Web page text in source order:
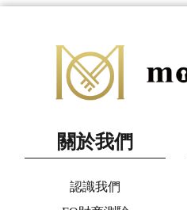
關於我們
認識我們